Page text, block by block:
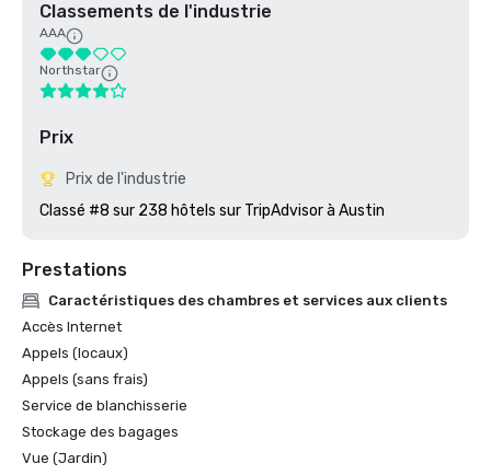
Classements de l'industrie
AAA
Northstar
Prix
Prix de l'industrie
Classé #8 sur 238 hôtels sur TripAdvisor à Austin
Prestations
Caractéristiques des chambres et services aux clients
Accès Internet
Appels (locaux)
Appels (sans frais)
Service de blanchisserie
Stockage des bagages
Vue (Jardin)